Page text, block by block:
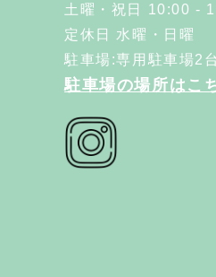
土曜・祝日 10:00 -
定休日 水曜・日曜
駐車場:専用駐車場2
駐車場の場所はこ